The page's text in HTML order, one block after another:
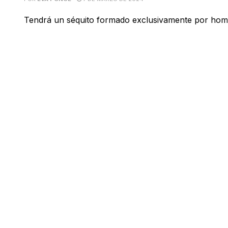
Tendrá un séquito formado exclusivamente por